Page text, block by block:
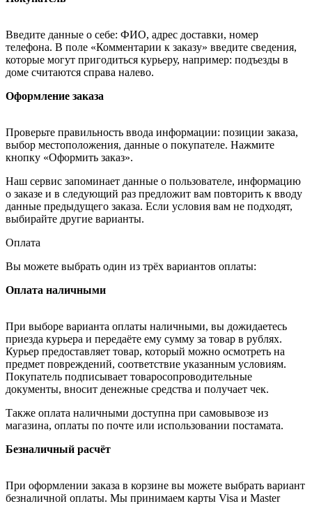
Введите данные о себе: ФИО, адрес доставки, номер
телефона. В поле «Комментарии к заказу» введите сведения,
которые могут пригодиться курьеру, например: подъезды в
доме считаются справа налево.
Оформление заказа
Проверьте правильность ввода информации: позиции заказа,
выбор местоположения, данные о покупателе. Нажмите
кнопку «Оформить заказ».
Наш сервис запоминает данные о пользователе, информацию
о заказе и в следующий раз предложит вам повторить к вводу
данные предыдущего заказа. Если условия вам не подходят,
выбирайте другие варианты.
Оплата
Вы можете выбрать один из трёх вариантов оплаты:
Оплата наличными
При выборе варианта оплаты наличными, вы дожидаетесь
приезда курьера и передаёте ему сумму за товар в рублях.
Курьер предоставляет товар, который можно осмотреть на
предмет повреждений, соответствие указанным условиям.
Покупатель подписывает товаросопроводительные
документы, вносит денежные средства и получает чек.
Также оплата наличными доступна при самовывозе из
магазина, оплаты по почте или использовании постамата.
Безналичный расчёт
При оформлении заказа в корзине вы можете выбрать вариант
безналичной оплаты. Мы принимаем карты Visa и Master